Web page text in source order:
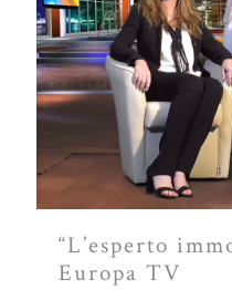
“L’esperto
Europa TV